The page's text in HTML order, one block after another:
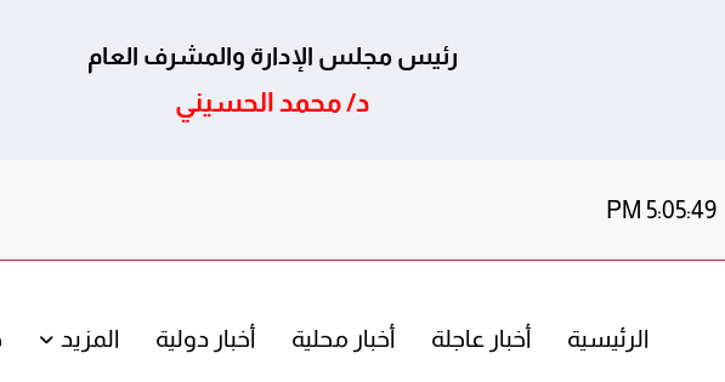
رئيس مجلس الإدارة والمشرف العام
د/ محمد الحسيني
5:05:51 PM
الرئيسية أخبار عاجلة أخبار محلية أخبار دولية المزيد